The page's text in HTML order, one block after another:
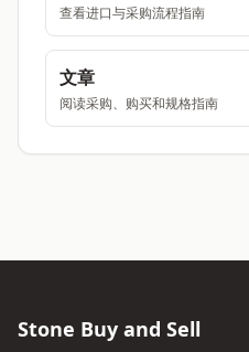
查看进口与采购流程指南
文章
阅读采购、购买和规格指南
Stone Buy and Sell